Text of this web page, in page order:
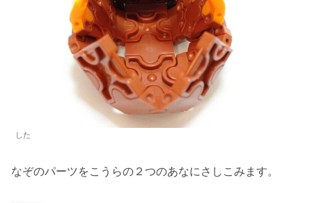
した
なぞのパーツをこうらの２つのあなにさしこみます。